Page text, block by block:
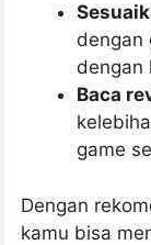
dengan
dengan
Baca
game
Dengan
kamu bisa